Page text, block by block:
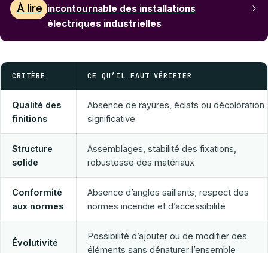
À lire incontournable des installations
électriques industrielles
CRITÈRE CE QU’IL FAUT VÉRIFIER
Qualité des
finitions
Absence de rayures, éclats ou décoloration
significative
Structure
solide
Assemblages, stabilité des fixations,
robustesse des matériaux
Conformité
aux normes
Absence d’angles saillants, respect des
normes incendie et d’accessibilité
Évolutivité
Possibilité d’ajouter ou de modifier des
éléments sans dénaturer l’ensemble